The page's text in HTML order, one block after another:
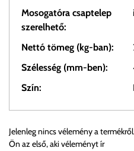
Mosogatóra csaptelep
szerelhető:
Nettó tömeg (kg-ban):
Szélesség (mm-ben):
Szín:
Személyes átvétel:
Jelenleg nincs vélemény a
Ön az első, aki véleményt ír